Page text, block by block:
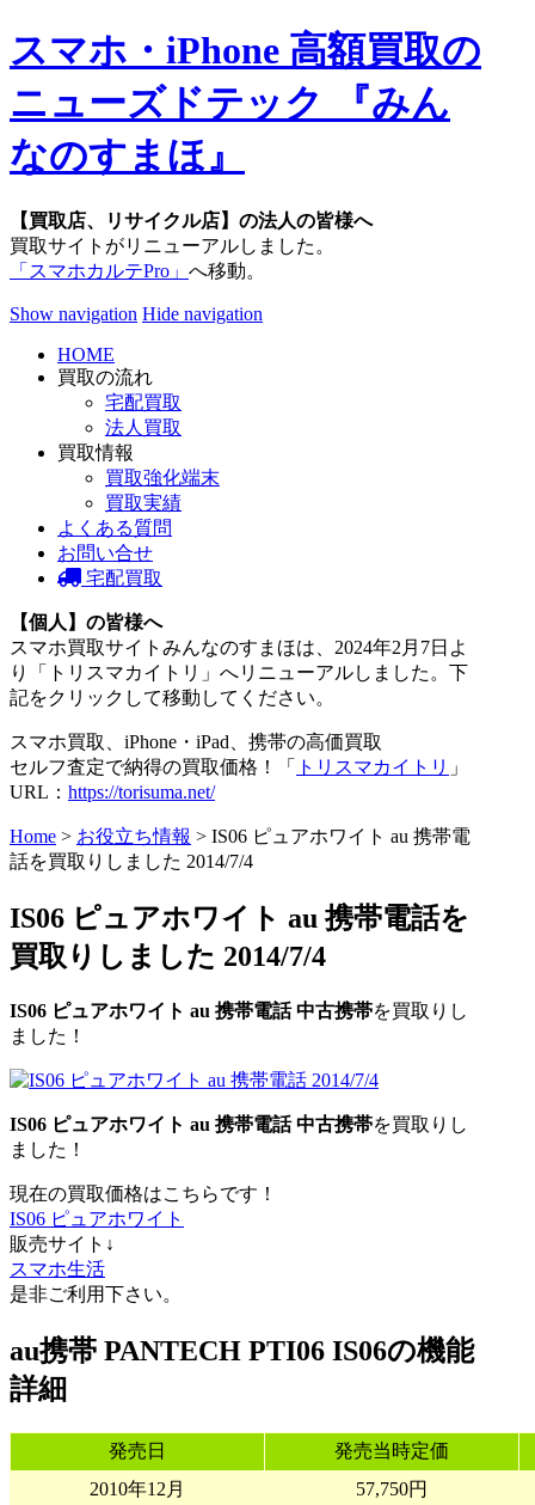
スマホ・iPhone 高額買取の
ニューズドテック 『みん
なのすまほ』
【買取店、リサイクル店】の法人の皆様へ
買取サイトがリニューアルしました。
「スマホカルテPro」 へ移動。
Show navigation Hide navigation
HOME
買取の流れ
宅配買取
法人買取
買取情報
買取強化端末
買取実績
よくある質問
お問い合せ
宅配買取
【個人】の皆様へ
スマホ買取サイトみんなのすまほは、2024年2月7日よ
り「トリスマカイトリ」へリニューアルしました。下
記をクリックして移動してください。
スマホ買取、iPhone・iPad、携帯の高価買取
セルフ査定で納得の買取価格！「
トリスマカイトリ 」
URL： https://torisuma.net/
Home > お役立ち情報 > IS06 ピュアホワイト au 携帯電
話を買取りしました 2014/7/4
IS06 ピュアホワイト au 携帯電話を
買取りしました 2014/7/4
IS06 ピュアホワイト au 携帯電話中古携帯を買取りし
ました！
IS06 ピュアホワイト au 携帯電話中古携帯を買取りし
ました！
現在の買取価格はこちらです！
IS06 ピュアホワイト
販売サイト↓
スマホ生活
是非ご利用下さい。
au携帯 PANTECH PTI06 IS06の機能
詳細
発売日
発売当時定価
2010年12月
57,750円